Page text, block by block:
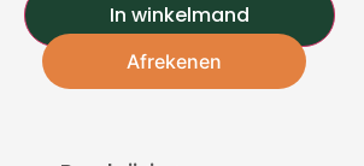
In winkelmand
Afrekenen